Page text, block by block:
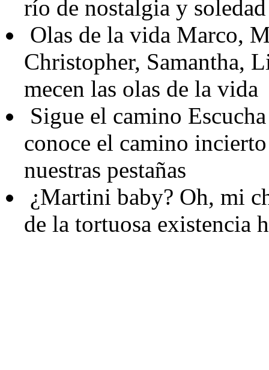
río de nostalgia y soledad
Olas de la vida Marco,
Christopher, Samantha,
mecen las olas de la vida
Sigue el camino
conoce el camino
nuestras pestañas
¿Martini baby? Oh, mi
de la tortuosa existencia